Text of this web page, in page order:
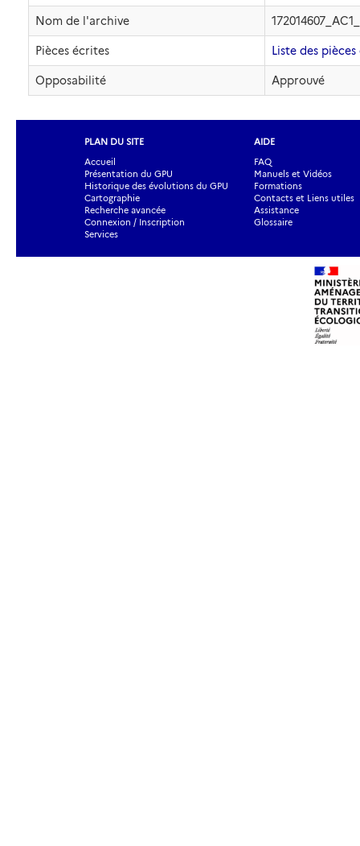
Nom de l'archive
Pièces écrites Liste des
Opposabilité Approuvé
PLAN DU SITE
Accueil
Présentation du GPU
Historique des évolutions du GPU
Cartographie
Recherche avancée
Connexion / Inscription
Services
AIDE
FAQ
Manuels et Vidéos
Formations
Contacts et Liens utiles
Assistance
Glossaire